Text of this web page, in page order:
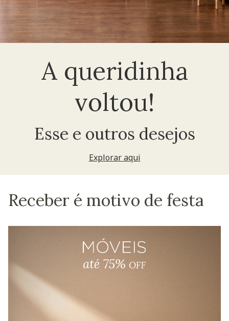
A queridinha
voltou!
Esse e outros desejos
Explorar aqui
Receber é motivo de festa